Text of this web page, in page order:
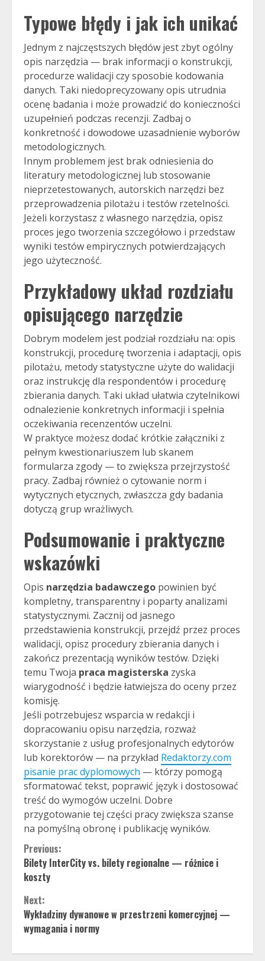
Typowe błędy i jak ich unikać
Jednym z najczęstszych błędów jest zbyt ogólny
opis narzędzia — brak informacji o konstrukcji,
procedurze walidacji czy sposobie kodowania
danych. Taki niedoprecyzowany opis utrudnia
ocenę badania i może prowadzić do konieczności
uzupełnień podczas recenzji. Zadbaj o
konkretność i dowodowe uzasadnienie wyborów
metodologicznych.
Innym problemem jest brak odniesienia do
literatury metodologicznej lub stosowanie
nieprzetestowanych, autorskich narzędzi bez
przeprowadzenia pilotażu i testów rzetelności.
Jeżeli korzystasz z własnego narzędzia, opisz
proces jego tworzenia szczegółowo i przedstaw
wyniki testów empirycznych potwierdzających
jego użyteczność.
Przykładowy układ rozdziału
opisującego narzędzie
Dobrym modelem jest podział rozdziału na: opis
konstrukcji, procedurę tworzenia i adaptacji, opis
pilotażu, metody statystyczne użyte do walidacji
oraz instrukcję dla respondentów i procedurę
zbierania danych. Taki układ ułatwia czytelnikowi
odnalezienie konkretnych informacji i spełnia
oczekiwania recenzentów uczelni.
W praktyce możesz dodać krótkie załączniki z
pełnym kwestionariuszem lub skanem
formularza zgody — to zwiększa przejrzystość
pracy. Zadbaj również o cytowanie norm i
wytycznych etycznych, zwłaszcza gdy badania
dotyczą grup wrażliwych.
Podsumowanie i praktyczne
wskazówki
Opis narzędzia badawczego powinien być
kompletny, transparentny i poparty analizami
statystycznymi. Zacznij od jasnego
przedstawienia konstrukcji, przejdź przez proces
walidacji, opisz procedury zbierania danych i
zakończ prezentacją wyników testów. Dzięki
temu Twoja praca magisterska zyska
wiarygodność i będzie łatwiejsza do oceny przez
komisję.
Jeśli potrzebujesz wsparcia w redakcji i
dopracowaniu opisu narzędzia, rozważ
skorzystanie z usług profesjonalnych edytorów
lub korektorów — na przykład Redaktorzy.com
pisanie prac dyplomowych — którzy pomogą
sformatować tekst, poprawić język i dostosować
treść do wymogów uczelni. Dobre
przygotowanie tej części pracy zwiększa szanse
na pomyślną obronę i publikację wyników.
Continue
Reading
Previous:
Bilety InterCity vs. bilety regionalne — różnice i
koszty
Next:
Wykładziny dywanowe w przestrzeni komercyjnej —
wymagania i normy